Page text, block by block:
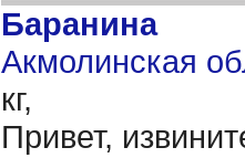
Баранина
Акмолинская
кг,
Привет,